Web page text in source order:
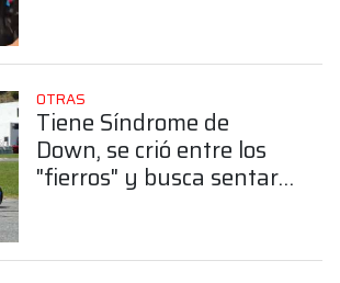
OTRAS
Tiene Síndrome de
Down, se crió entre los
"fierros" y busca sentar
automovilismo